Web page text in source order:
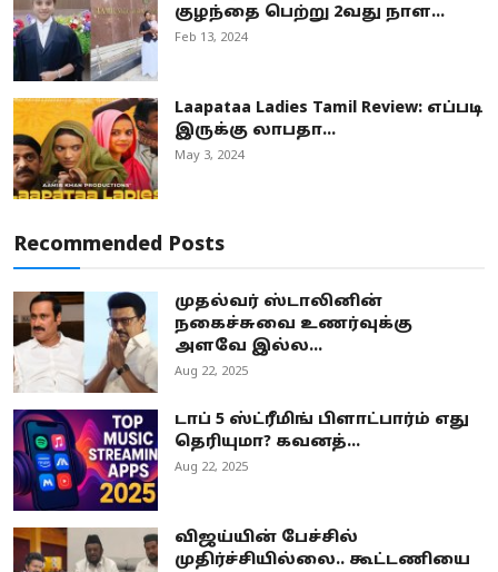
குழந்தை பெற்று 2வது நாள...
Feb 13, 2024
Laapataa Ladies Tamil Review: எப்படி
இருக்கு லாபதா...
May 3, 2024
Recommended Posts
முதல்வர் ஸ்டாலினின்
நகைச்சுவை உணர்வுக்கு
அளவே இல்ல...
Aug 22, 2025
டாப் 5 ஸ்ட்ரீமிங் பிளாட்பார்ம் எது
தெரியுமா? கவனத்...
Aug 22, 2025
விஜய்யின் பேச்சில்
முதிர்ச்சியில்லை.. கூட்டணியை